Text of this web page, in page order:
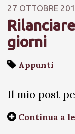
27 OTTOBRE
giorni
Appunti
Il mio post
Continua a